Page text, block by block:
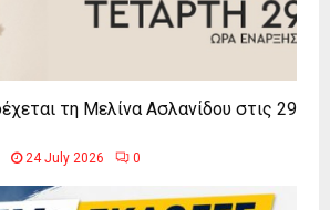
τη Μελίνα Ασλανίδου στις 29
24 July 2026 0